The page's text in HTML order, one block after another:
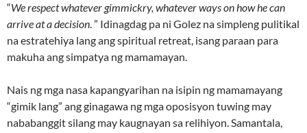
“We respect whatever gimmickry, whatever ways on how he can
arrive at a decision. ” Idinagdag pa ni Golez na simpleng pulitikal
na estratehiya lang ang spiritual retreat, isang paraan para
makuha ang simpatya ng mamamayan.
Nais ng mga nasa kapangyarihan na isipin ng mamamayang
“gimik lang” ang ginagawa ng mga oposisyon tuwing may
nababanggit silang may kaugnayan sa relihiyon. Samantala,